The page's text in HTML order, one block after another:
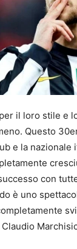
il loro stile e
Questo
e la nazionale
con
è uno